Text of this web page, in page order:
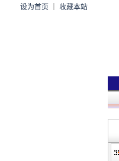
设为首页 收藏本站